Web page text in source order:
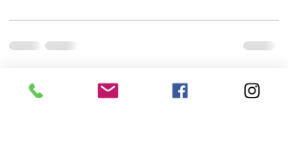
Posts récents Voir tout